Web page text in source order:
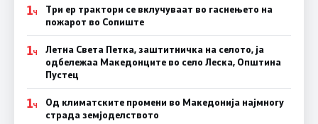
1Ч
Три ер трактори се вклучуваат во гаснењето на
пожарот во Сопиште
1Ч
Летна Света Петка, заштитничка на селото, ја
одбележаа Македонците во село Леска, Општина
Пустец
1Ч
Од климатските промени во Македонија најмногу
страда земјоделството